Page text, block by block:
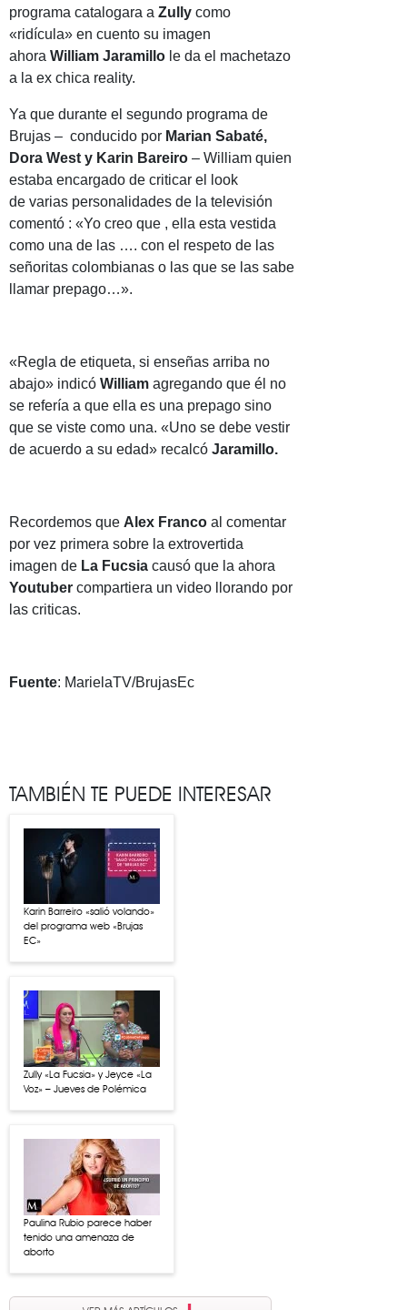
programa catalogara a Zully como
«ridícula» en cuento su imagen
ahora William Jaramillo le da el machetazo
a la ex chica reality.
Ya que durante el segundo programa de
Brujas – conducido por Marian Sabaté,
Dora West y Karin Bareiro – William quien
estaba encargado de criticar el look
de varias personalidades de la televisión
comentó : «Yo creo que , ella esta vestida
como una de las …. con el respeto de las
señoritas colombianas o las que se las sabe
llamar prepago…».
«Regla de etiqueta, si enseñas arriba no
abajo» indicó William agregando que él no
se refería a que ella es una prepago sino
que se viste como una. «Uno se debe vestir
de acuerdo a su edad» recalcó Jaramillo.
Recordemos que Alex Franco al comentar
por vez primera sobre la extrovertida
imagen de La Fucsia causó que la ahora
Youtuber compartiera un video llorando por
las criticas.
Fuente: MarielaTV/BrujasEc
TAMBIÉN TE PUEDE INTERESAR
Karin Barreiro «salió volando»
del programa web «Brujas
EC»
Zully «La Fucsia» y Jeyce «La
Voz» – Jueves de Polémica
Paulina Rubio parece haber
tenido una amenaza de
aborto